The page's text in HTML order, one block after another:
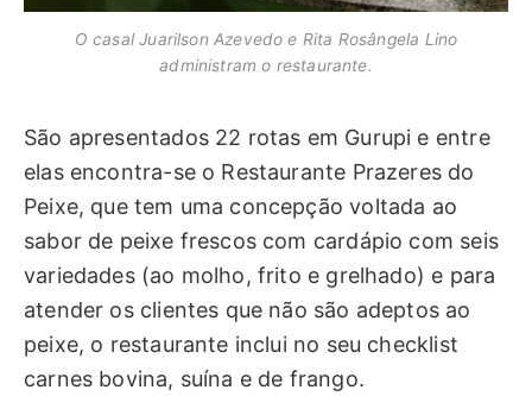
O casal Juarilson Azevedo e Rita Rosângela Lino
administram o restaurante.
São apresentados 22 rotas em Gurupi e entre
elas encontra-se o Restaurante Prazeres do
Peixe, que tem uma concepção voltada ao
sabor de peixe frescos com cardápio com seis
variedades (ao molho, frito e grelhado) e para
atender os clientes que não são adeptos ao
peixe, o restaurante inclui no seu checklist
carnes bovina, suína e de frango.